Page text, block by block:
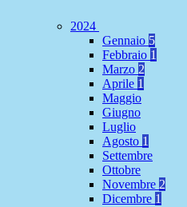
2024
Gennaio 5
Febbraio 1
Marzo 2
Aprile 1
Maggio
Giugno
Luglio
Agosto 1
Settembre
Ottobre
Novembre 2
Dicembre 1